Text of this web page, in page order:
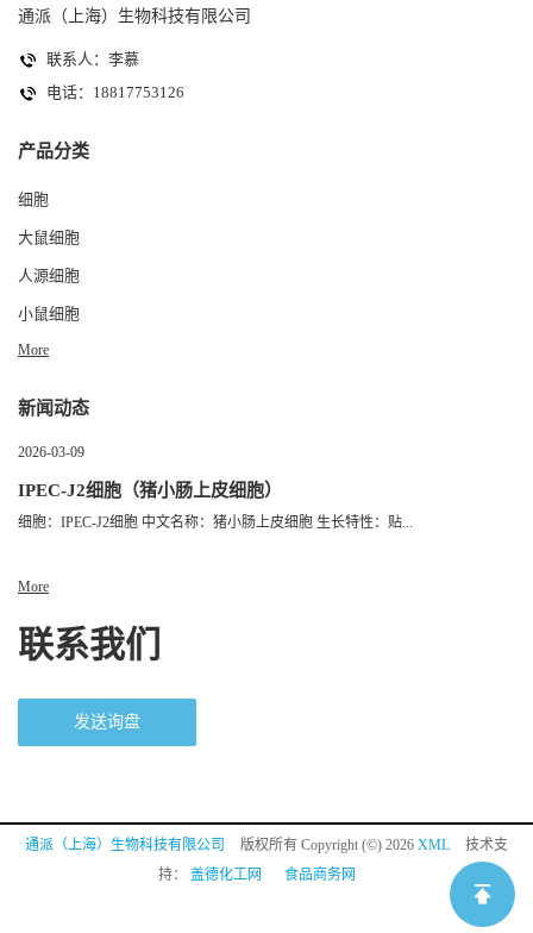
通派（上海）生物科技有限公司
联系人：李慕
电话：18817753126
产品分类
细胞
大鼠细胞
人源细胞
小鼠细胞
More
新闻动态
2026-03-09
IPEC-J2细胞（猪小肠上皮细胞）
细胞：IPEC-J2细胞 中文名称：猪小肠上皮细胞 生长特性：贴...
More
联系我们
发送询盘
通派（上海）生物科技有限公司 版权所有 Copyright (©) 2026 XML
技术支
持： 盖德化工网 食品商务网